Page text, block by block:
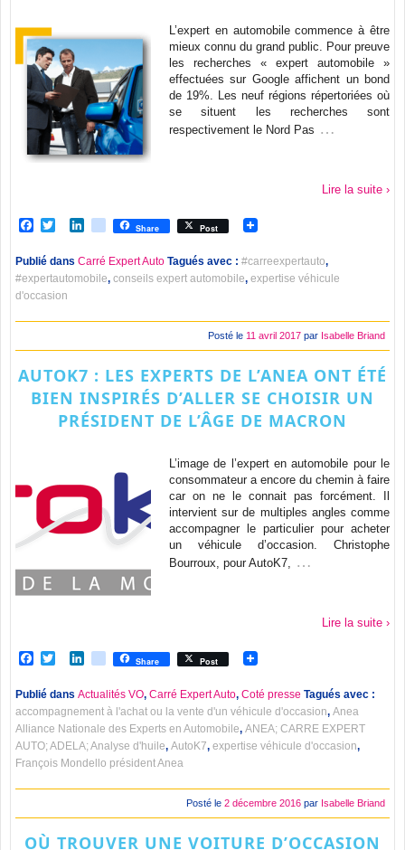
L’expert en automobile commence à être
mieux connu du grand public. Pour preuve
les recherches « expert automobile »
effectuées sur Google affichent un bond
de 19%. Les neuf régions répertoriées où
se situent les recherches sont
respectivement le Nord Pas …
Lire la suite ›
Facebook
TwitterLinkedIn
viadeoShare Post
Publié dans Carré Expert Auto Tagués avec : #carreexpertauto,
#expertautomobile, conseils expert automobile, expertise véhicule
d'occasion
Posté le 11 avril 2017 par Isabelle Briand
AUTOK7 : LES EXPERTS DE L’ANEA ONT ÉTÉ
BIEN INSPIRÉS D’ALLER SE CHOISIR UN
PRÉSIDENT DE L’ÂGE DE MACRON
L’image de l’expert en automobile pour le
consommateur a encore du chemin à faire
car on ne le connait pas forcément. Il
intervient sur de multiples angles comme
accompagner le particulier pour acheter
un véhicule d’occasion. Christophe
Bourroux, pour AutoK7,
…
Lire la suite ›
Facebook
TwitterLinkedIn
viadeoShare Post
Publié dans Actualités VO, Carré Expert Auto, Coté presse Tagués avec :
accompagnement à l'achat ou la vente d'un véhicule d'occasion, Anea
Alliance Nationale des Experts en Automobile, ANEA; CARRE EXPERT
AUTO; ADELA; Analyse d'huile, AutoK7, expertise véhicule d'occasion,
François Mondello président Anea
Posté le 2 décembre 2016 par Isabelle Briand
OÙ TROUVER UNE VOITURE D’OCCASION